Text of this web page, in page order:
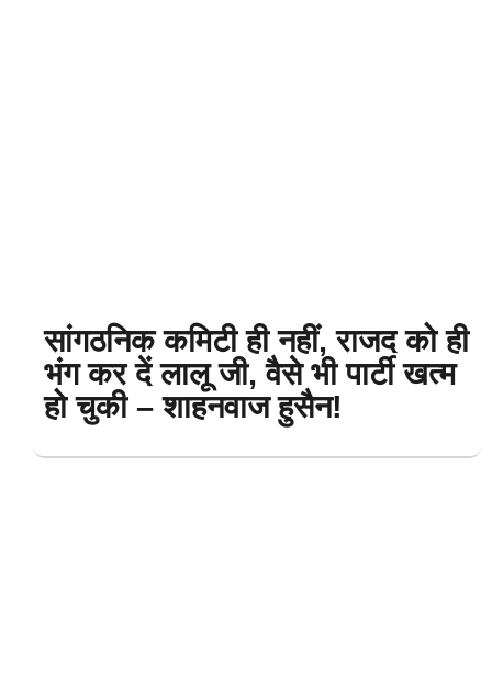
सांगठनिक कमिटी ही नहीं, राजद को ही
भंग कर दें लालू जी, वैसे भी पार्टी खत्म
हो चुकी – शाहनवाज हुसैन!